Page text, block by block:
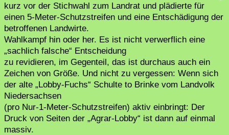
kurz vor der Stichwahl zum Landrat und plädierte für
einen 5-Meter-Schutzstreifen und eine Entschädigung der
betroffenen Landwirte.
Wahlkampf hin oder her. Es ist nicht verwerflich eine
„sachlich falsche“ Entscheidung
zu revidieren, im Gegenteil, das ist durchaus auch ein
Zeichen von Größe. Und nicht zu vergessen: Wenn sich
der alte „Lobby-Fuchs“ Schulte to Brinke vom Landvolk
Niedersachsen
(pro Nur-1-Meter-Schutzstreifen) aktiv einbringt: Der
Druck von Seiten der „Agrar-Lobby“ ist dann auf einmal
massiv.